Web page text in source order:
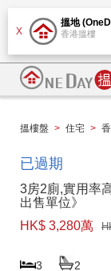
X
搵地
香港搵樓
搵樓盤 > 住宅 >
已過期
3房2廁,實用率
出售單位》
HK$ 3,280萬
3 2